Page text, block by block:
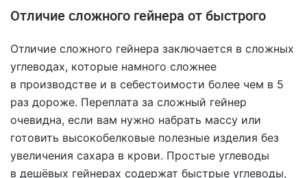
Отличие сложного гейнера от быстрого
Отличие сложного гейнера заключается в сложных
углеводах, которые намного сложнее
в производстве и в себестоимости более чем в 5
раз дороже. Переплата за сложный гейнер
очевидна, если вам нужно набрать массу или
готовить высокобелковые полезные изделия без
увеличения сахара в крови. Простые углеводы
в дешёвых гейнерах содержат быстрые углеводы,